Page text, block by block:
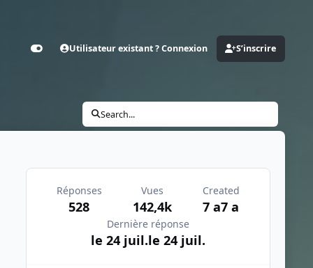
CustomizerUtilisateur existant ? Connexion S’inscrire
Search...
Réponses
528
Vues
142,4k
Created
7 a7 a
Dernière réponse
le 24 juil.le 24 juil.